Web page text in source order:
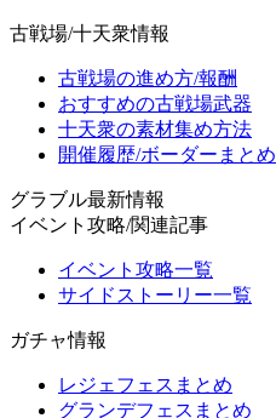
古戦場/十天衆情報
古戦場の進め方/報酬
おすすめの古戦場武器
十天衆の素材集め方法
開催履歴/ボーダーまとめ
グラブル最新情報
イベント攻略/関連記事
イベント攻略一覧
サイドストーリー一覧
ガチャ情報
レジェフェスまとめ
グランデフェスまとめ